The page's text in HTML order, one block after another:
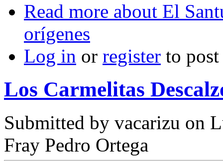
Read more about El
orígenes
Log in or register to
Los Carmelitas
Submitted by vacarizu on
Fray Pedro Ortega